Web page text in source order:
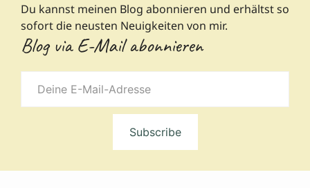
Du kannst meinen Blog abonnieren und erhältst so
sofort die neusten Neuigkeiten von mir.
Blog via E-Mail abonnieren
Mail-
Subscribe